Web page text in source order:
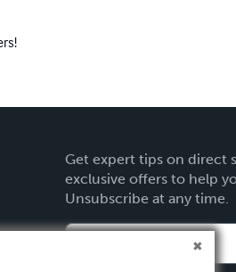
Get expert tips on direct
exclusive offers to help
Unsubscribe at any time.